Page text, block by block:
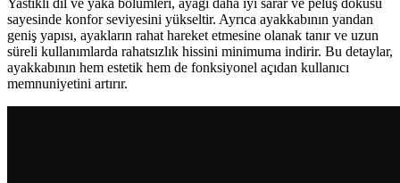
Yastıklı dil ve yaka bölümleri, ayağı daha iyi sarar ve pelüş dokusu
sayesinde konfor seviyesini yükseltir. Ayrıca ayakkabının yandan
geniş yapısı, ayakların rahat hareket etmesine olanak tanır ve uzun
süreli kullanımlarda rahatsızlık hissini minimuma indirir. Bu detaylar,
ayakkabının hem estetik hem de fonksiyonel açıdan kullanıcı
memnuniyetini artırır.